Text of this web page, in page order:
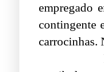
empregado
contingente
carrocinhas.
Por